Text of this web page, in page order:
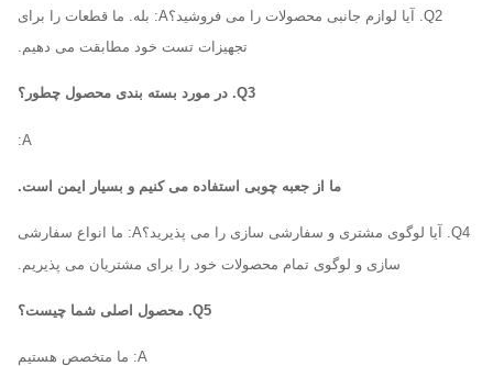
Q2. آیا لوازم جانبی محصولات را می فروشید؟
A: بله. ما قطعات را برای
تجهیزات تست خود مطابقت می دهیم.
Q3. در مورد بسته بندی محصول چطور؟
A:
ما از جعبه چوبی استفاده می کنیم و بسیار ایمن است.
Q4. آیا لوگوی مشتری و سفارشی سازی را می پذیرید؟
A: ما انواع سفارشی
سازی و لوگوی تمام محصولات خود را برای مشتریان می پذیریم.
Q5. محصول اصلی شما چیست؟
A: ما متخصص هستیم